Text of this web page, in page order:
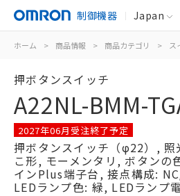
制御機器 Japan
ホーム > 商品情報 > 商品カテゴリ > ス
押ボタンスイッチ
A22NL-BMM-
2027年06月受注終了予定
押ボタンスイッチ（φ22）,
こ形, モーメンタリ, ボタン
インPlus端子台, 接点構成:
LEDランプ色: 緑, LEDランプ